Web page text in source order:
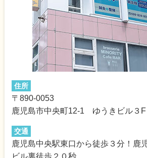
住所
〒890-0053
鹿児島市中央町12-1 ゆうきビル３F
交通
鹿児島中央駅東口から徒歩３分！鹿
ビル裏徒歩２０秒